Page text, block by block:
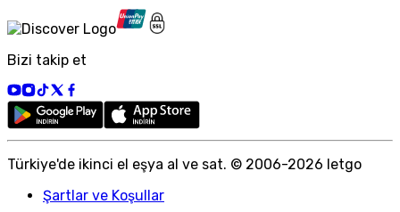
Bizi takip et
Türkiye'de ikinci el eşya al ve sat. © 2006-2026 letgo
Şartlar ve Koşullar